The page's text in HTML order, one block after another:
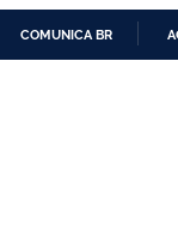
COMUNICA BR